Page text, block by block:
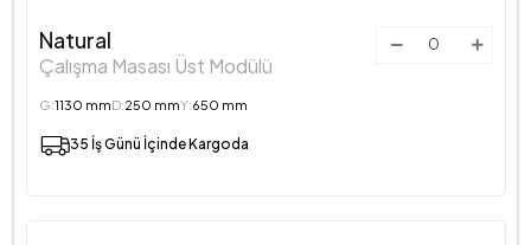
Natural
Çalışma Masası Üst Modülü
G:1130 mmD:250 mmY:650 mm
35 İş Günü İçinde Kargoda